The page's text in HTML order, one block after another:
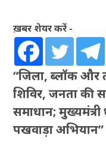
ख़बर शेयर करें -
“जिला, ब्लॉक और
शिविर, जनता की
समाधान;
पखवाड़ा अभियान”